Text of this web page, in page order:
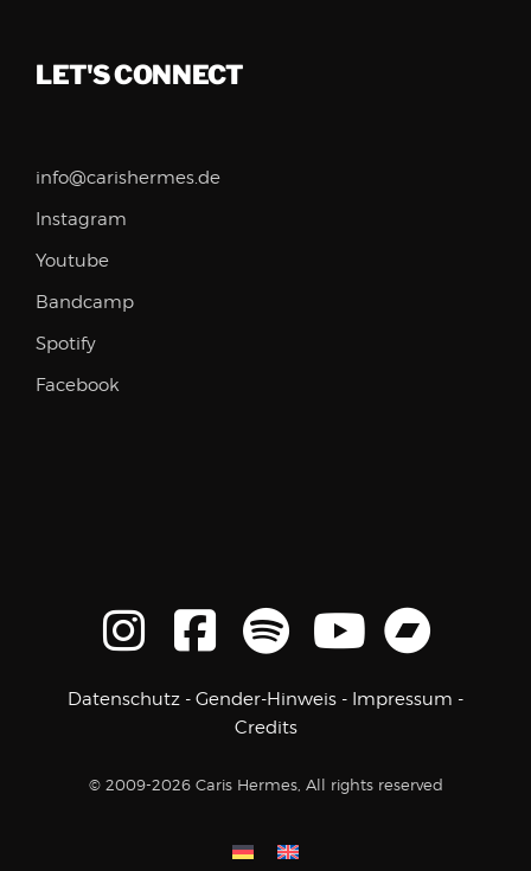
LET'S CONNECT
info@carishermes.de
Instagram
Youtube
Bandcamp
Spotify
Facebook
Datenschutz - Gender-Hinweis - Impressum -
Credits
© 2009-2026 Caris Hermes, All rights reserved